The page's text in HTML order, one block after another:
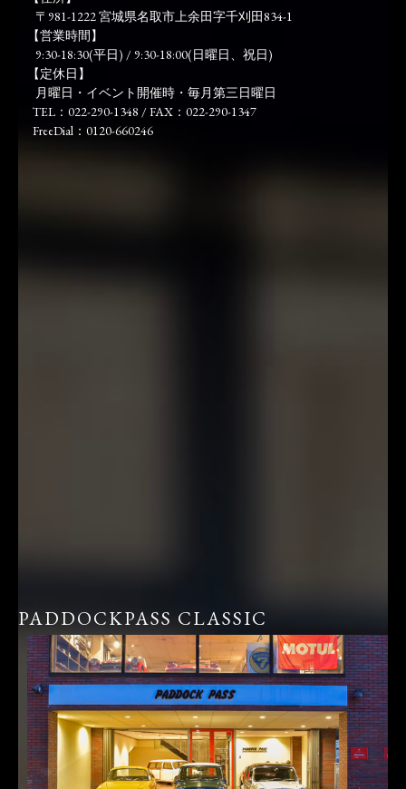
〒981-1222 宮城県名取市上余田字千刈田834-1
【営業時間】
9:30-18:30(平日) / 9:30-18:00(日曜日、祝日)
【定休日】
月曜日・イベント開催時・毎月第三日曜日
TEL：022-290-1348 / FAX：022-290-1347
FreeDial：0120-660246
PADDOCKPASS CLASSIC